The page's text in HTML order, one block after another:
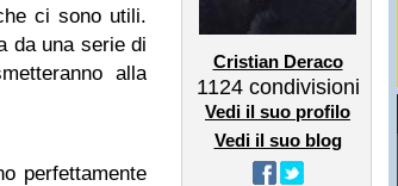
ci sono utili.
da una serie di
alla
perfettamente
Cristian Deraco
1124 condivisioni
Vedi il suo profilo
Vedi il suo blog